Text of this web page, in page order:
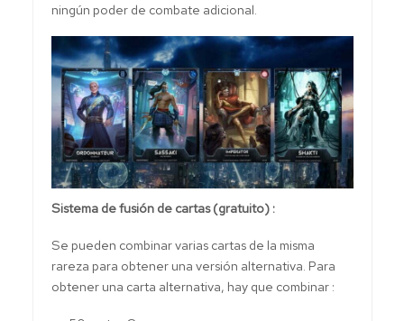
ningún poder de combate adicional.
Sistema de fusión de cartas (gratuito) :
Se pueden combinar varias cartas de la misma
rareza para obtener una versión alternativa. Para
obtener una carta alternativa, hay que combinar :